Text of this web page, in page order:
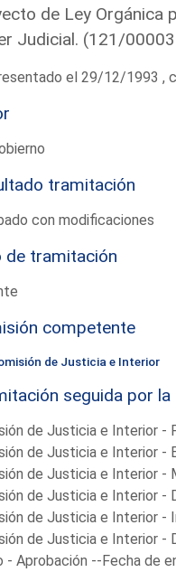
de Ley Orgánica
Judicial. (121/
el 29/12/1993 ,
tramitación
con modificaciones
de tramitación
competente
de Justicia e Interior
seguida por la
de Justicia e Interior -
de Justicia e Interior -
de Justicia e Interior -
de Justicia e Interior
de Justicia e Interior
de Justicia e Interior
- Aprobación --Fecha de